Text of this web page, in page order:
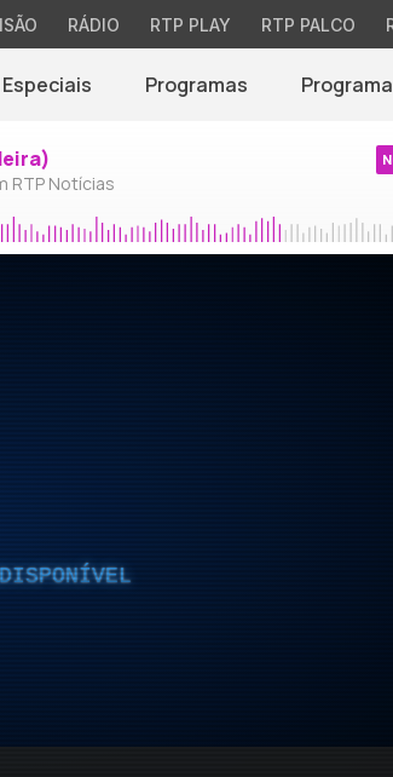
RÁDIO RTP PLAY RTP PALCO
Especiais Programas
RTP Notícias